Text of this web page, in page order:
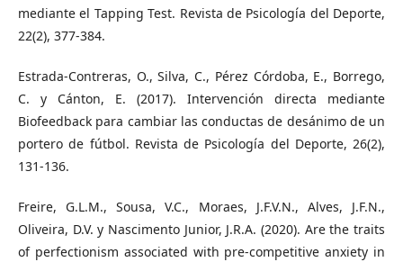
mediante el Tapping Test. Revista de Psicología del Deporte,
22(2), 377-384.
Estrada-Contreras, O., Silva, C., Pérez Córdoba, E., Borrego,
C. y Cánton, E. (2017). Intervención directa mediante
Biofeedback para cambiar las conductas de desánimo de un
portero de fútbol. Revista de Psicología del Deporte, 26(2),
131-136.
Freire, G.L.M., Sousa, V.C., Moraes, J.F.V.N., Alves, J.F.N.,
Oliveira, D.V. y Nascimento Junior, J.R.A. (2020). Are the traits
of perfectionism associated with pre-competitive anxiety in